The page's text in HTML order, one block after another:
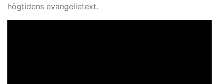
högtidens evangelietext.